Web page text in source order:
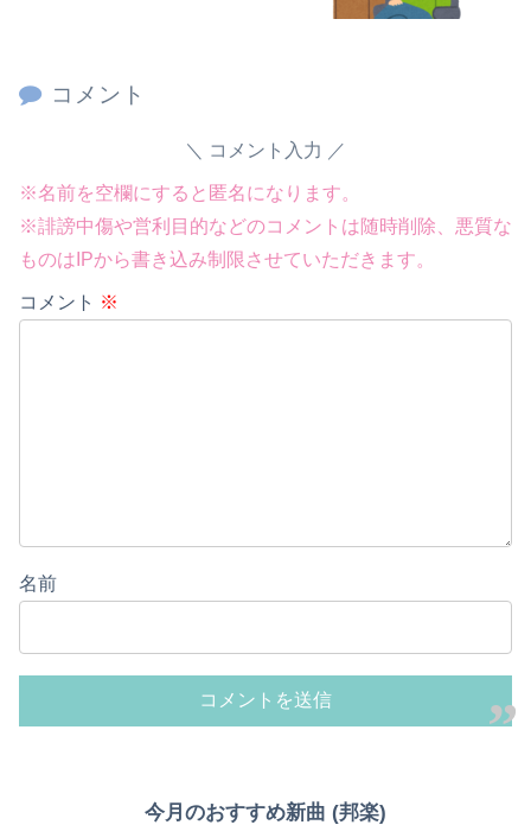
コメント
コメント入力
※名前を空欄にすると匿名になります。
※誹謗中傷や営利目的などのコメントは随時削除、悪質な
ものはIPから書き込み制限させていただきます。
コメント ※
名前
今月のおすすめ新曲 (邦楽)